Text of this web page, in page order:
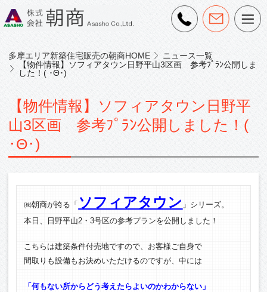
多摩エリア新築住宅販売の朝商HOME
ニュース一覧
【物件情報】ソフィアタウン日野平山3区画 参考ﾌﾟﾗﾝ公開しま
した！( ･Θ･)ゞ
【物件情報】ソフィアタウン日野平
山3区画 参考ﾌﾟﾗﾝ公開しました！(
･Θ･)ゞ
㈱朝商が誇る「 ソフィアタウン 」シリーズ。
本日、日野平山2・3号区の参考プランを公開しました！
こちらは建築条件付売地ですので、お客様ご自身で
間取りも設備もお決めいただけるのですが、中には
「何もない所からどう考えたらよいのかわからない」